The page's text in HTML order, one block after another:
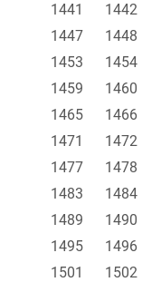
1441
1442
1447
1448
1453
1454
1459
1460
1465
1466
1471
1472
1477
1478
1483
1484
1489
1490
1495
1496
1501
1502